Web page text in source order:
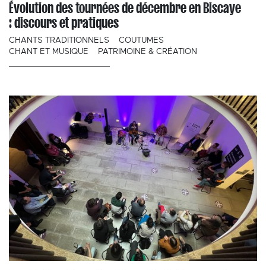
Évolution des tournées de décembre en Biscaye
: discours et pratiques
CHANTS TRADITIONNELS
COUTUMES
CHANT ET MUSIQUE
PATRIMOINE & CRÉATION